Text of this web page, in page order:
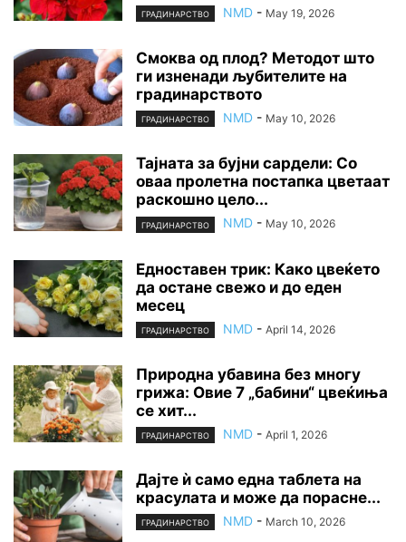
ГРАДИНАРСТВО NMD - May 19, 2026
Смоква од плод? Методот што
ги изненади љубителите на
градинарството
ГРАДИНАРСТВО NMD - May 10, 2026
Тајната за бујни сардели: Со
оваа пролетна постапка цветаат
раскошно цело...
ГРАДИНАРСТВО NMD - May 10, 2026
Едноставен трик: Како цвеќето
да остане свежо и до еден
месец
ГРАДИНАРСТВО NMD - April 14, 2026
Природна убавина без многу
грижа: Овие 7 „бабини“ цвеќиња
се хит...
ГРАДИНАРСТВО NMD - April 1, 2026
Дајте ѝ само една таблета на
красулата и може да порасне...
ГРАДИНАРСТВО NMD - March 10, 2026